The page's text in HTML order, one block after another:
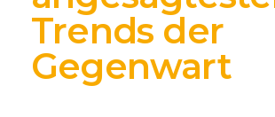
Trends der
Gegenwart